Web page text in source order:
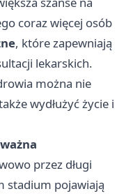
coraz więcej osób
, które zapewniają
lekarskich.
można nie
wydłużyć życie i
przez długi
stadium pojawiają